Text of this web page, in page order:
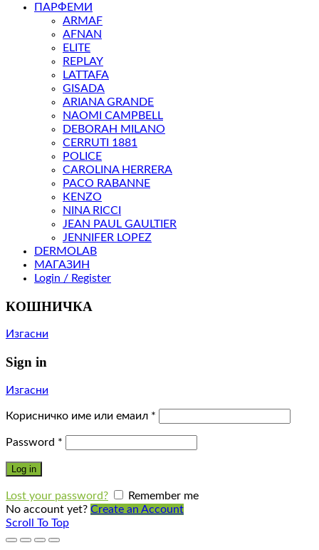
ПАРФЕМИ
ARMAF
AFNAN
ELITE
REPLAY
LATTAFA
GISADA
ARIANA GRANDE
NAOMI CAMPBELL
DEBORAH MILANO
CERRUTI 1881
POLICE
CAROLINA HERRERA
PACO RABANNE
KENZO
NINA RICCI
JEAN PAUL GAULTIER
JENNIFER LOPEZ
DERMOLAB
МАГАЗИН
Login / Register
КОШНИЧКА
Изгасни
Sign in
Изгасни
Корисничко име или емаил *
Password *
Log in
Lost your password?
Remember me
No account yet? Create an Account
Scroll To Top